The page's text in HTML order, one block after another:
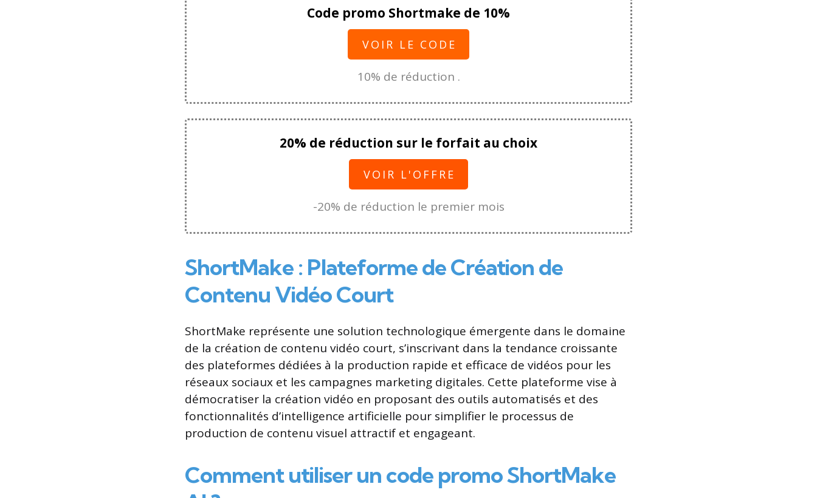
Code promo Shortmake de 10%
VOIR LE CODE
10% de réduction .
20% de réduction sur le forfait au choix
VOIR L'OFFRE
-20% de réduction le premier mois
ShortMake : Plateforme de Création de
Contenu Vidéo Court
ShortMake représente une solution technologique émergente dans le domaine
de la création de contenu vidéo court, s’inscrivant dans la tendance croissante
des plateformes dédiées à la production rapide et efficace de vidéos pour les
réseaux sociaux et les campagnes marketing digitales. Cette plateforme vise à
démocratiser la création vidéo en proposant des outils automatisés et des
fonctionnalités d’intelligence artificielle pour simplifier le processus de
production de contenu visuel attractif et engageant.
Comment utiliser un code promo ShortMake